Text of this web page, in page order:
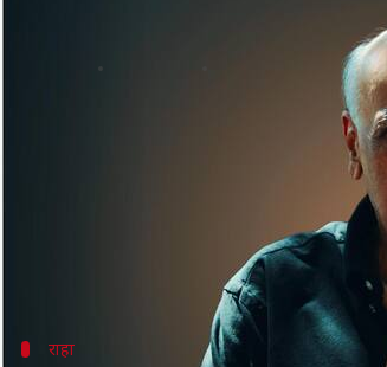
रणबीर कपूर-आलिया भट्ट
बॉलीवुड के शानदार फिल्म निर्माता और
आलिया भट्टऔर
अपनी बेटी और दामाद पर आए दिन
राहा